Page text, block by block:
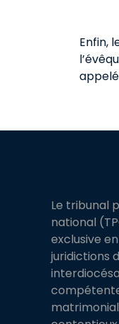
Enfin,
Le tribunal
national
exclusive
juridictions